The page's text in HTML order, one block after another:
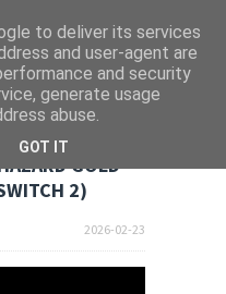
GOLD
2)
2026-02-23
to deliver its services
and user-agent are
and security
generate usage
abuse.
GOT IT